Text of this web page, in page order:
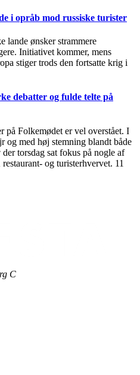
i opråb mod russiske turister
lande ønsker strammere
Initiativet kommer, mens
stiger trods den fortsatte krig i
debatter og fulde telte på
på Folkemødet er vel overstået. I
og med høj stemning blandt både
torsdag sat fokus på nogle af
og turisterhvervet. 11
C